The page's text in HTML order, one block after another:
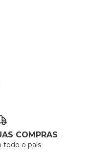
COMPRAS
todo o país